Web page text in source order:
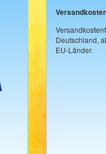
Deutschland,
EU-Länder.